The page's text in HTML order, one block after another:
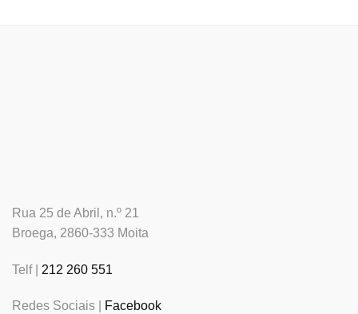
Rua 25 de Abril, n.º 21
Broega, 2860-333 Moita
Telf | 212 260 551
Redes Sociais | Facebook